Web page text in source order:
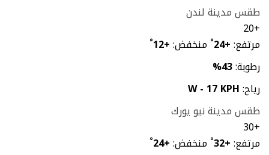
طقس مدينة لندن
+
20
مرتفع:+
24
° منخفض:+
12
°
رطوبة:43%
رياح:W - 17 KPH
طقس مدينة نيو يورك
+
30
مرتفع:+
32
° منخفض:+
24
°